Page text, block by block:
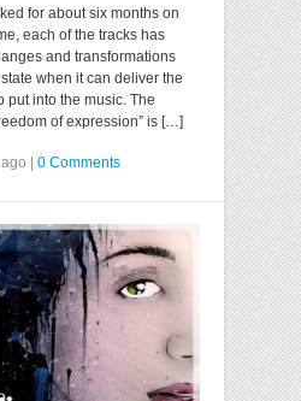
for about six months on
each of the tracks has
and transformations
when it can deliver the
put into the music. The
of expression” is […]
| 0 Comments